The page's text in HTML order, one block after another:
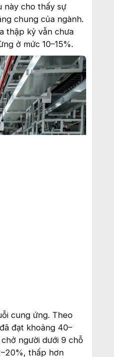
này cho thấy sự
chung của ngành.
thập kỷ vẫn chưa
ở mức 10–15%.
cung ứng. Theo
đạt khoảng 40–
người dưới 9 chỗ
thấp hơn